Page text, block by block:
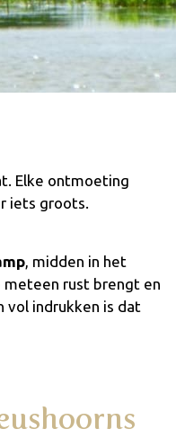
Elke ontmoeting
iets groots.
, midden in het
rust brengt en
vol indrukken is dat